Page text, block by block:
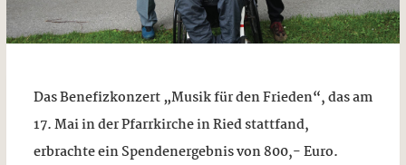
Das Benefizkonzert „Musik für den Frieden“, das am
17. Mai in der Pfarrkirche in Ried stattfand,
erbrachte ein Spendenergebnis von 800,- Euro.